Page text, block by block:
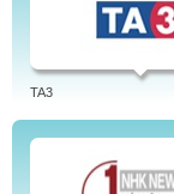
TA3